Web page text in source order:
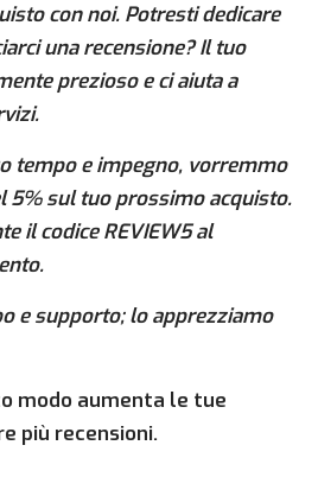
con noi. Potresti dedicare
una recensione? Il tuo
prezioso e ci aiuta a
tempo e impegno, vorremmo
sul tuo prossimo acquisto.
il codice REVIEW5 al
e supporto; lo apprezziamo
modo aumenta le tue
più recensioni.